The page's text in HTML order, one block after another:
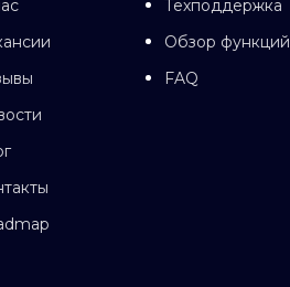
Техподдержка
Обзор функций
FAQ